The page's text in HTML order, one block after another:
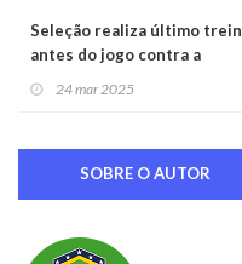
Seleção realiza último
antes do jogo contra a
24 mar 2025
SOBRE O AUTOR